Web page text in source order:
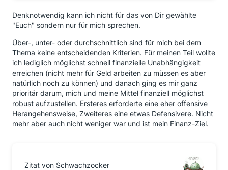
Denknotwendig kann ich nicht für das von Dir gewählte
"Euch" sondern nur für mich sprechen.
Über-, unter- oder durchschnittlich sind für mich bei dem
Thema keine entscheidenden Kriterien. Für meinen Teil wollte
ich lediglich möglichst schnell finanzielle Unabhängigkeit
erreichen (nicht mehr für Geld arbeiten zu müssen es aber
natürlich noch zu können) und danach ging es mir ganz
prioritär darum, mich und meine Mittel finanziell möglichst
robust aufzustellen. Ersteres erforderte eine eher offensive
Herangehensweise, Zweiteres eine etwas Defensivere. Nicht
mehr aber auch nicht weniger war und ist mein Finanz-Ziel.
Zitat von Schwachzocker